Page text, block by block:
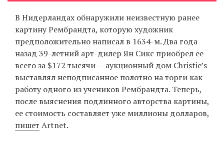
EN
UA
В Нидерландах обнаружили неизвестную ранее
картину Рембрандта, которую художник
предположительно написал в 1634-м. Два года
назад 39-летний арт-дилер Ян Сикс приобрел ее
всего за $172 тысячи — аукционный дом Christie’s
выставлял неподписанное полотно на торги как
работу одного из учеников Рембрандта. Теперь,
после выяснения подлинного авторства картины,
ее стоимость составляет уже миллионы долларов,
пишет Artnet.